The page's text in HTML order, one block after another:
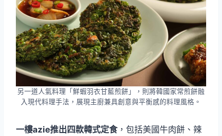
另一道人氣料理「鮮蝦羽衣甘藍煎餅」，則將韓國家常煎餅融
入現代料理手法，展現主廚兼具創意與平衡感的料理風格。
一樓azie推出四款韓式定食，包括美國牛肉餅、辣